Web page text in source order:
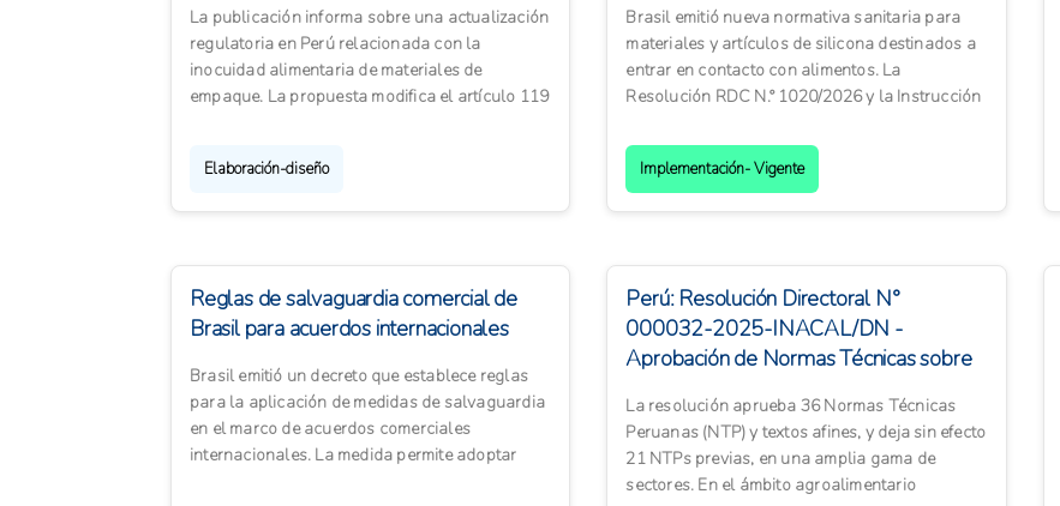
La publicación informa sobre una actualización
regulatoria en Perú relacionada con la
inocuidad alimentaria de materiales de
empaque. La propuesta modifica el artículo 119
Elaboración-diseño
Brasil emitió nueva normativa sanitaria para
materiales y artículos de silicona destinados a
entrar en contacto con alimentos. La
Resolución RDC N.° 1020/2026 y la Instrucción
Implementación- Vigente
Reglas de salvaguardia comercial de
Brasil para acuerdos internacionales
Brasil emitió un decreto que establece reglas
para la aplicación de medidas de salvaguardia
en el marco de acuerdos comerciales
internacionales. La medida permite adoptar
Perú: Resolución Directoral N°
000032-2025-INACAL/DN -
Aprobación de Normas Técnicas sobre
La resolución aprueba 36 Normas Técnicas
Peruanas (NTP) y textos afines, y deja sin efecto
21 NTPs previas, en una amplia gama de
sectores. En el ámbito agroalimentario